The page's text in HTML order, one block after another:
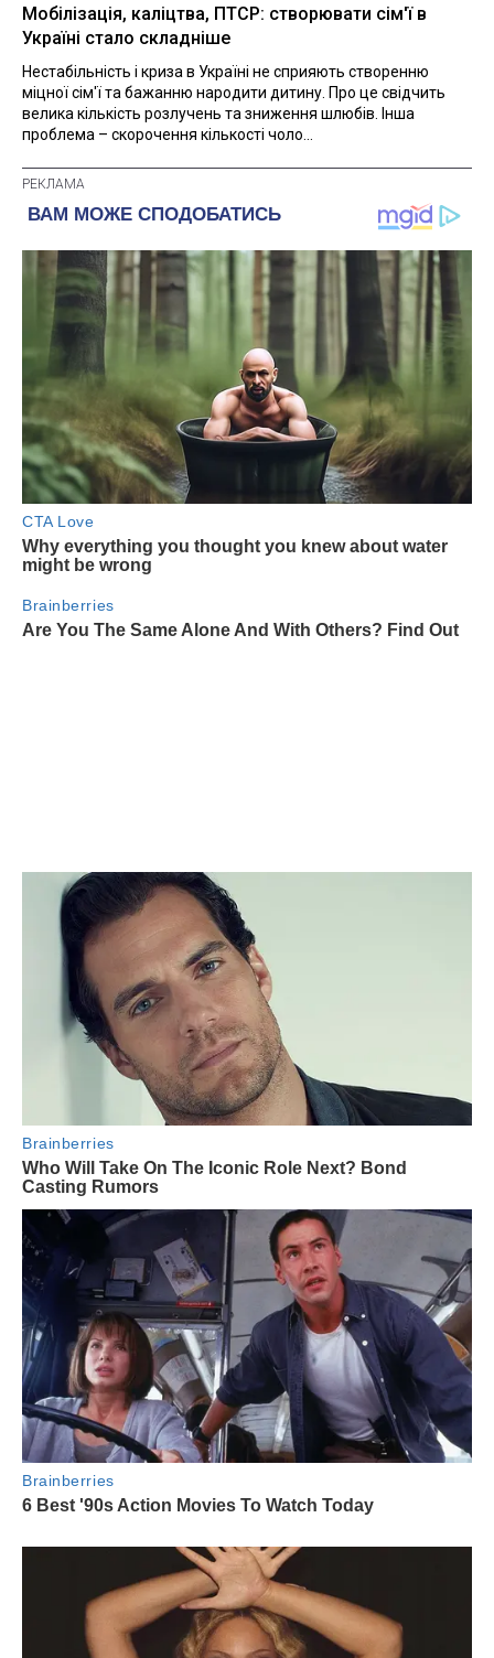
Мобілізація, каліцтва, ПТСР: створювати сім'ї в
Україні стало складніше
Нестабільність і криза в Україні не сприяють створенню
міцної сім'ї та бажанню народити дитину. Про це свідчить
велика кількість розлучень та зниження шлюбів. Інша
проблема – скорочення кількості чоло...